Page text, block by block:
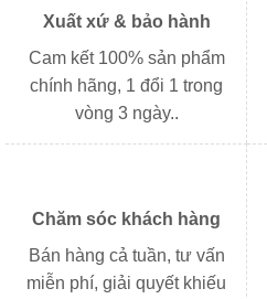
Xuất xứ & bảo hành
Cam kết 100% sản phẩm
chính hãng, 1 đổi 1 trong
vòng 3 ngày..
Chăm sóc khách hàng
Bán hàng cả tuần, tư vấn
miễn phí, giải quyết khiếu